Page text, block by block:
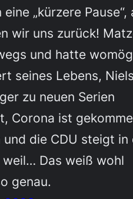
„kürzere Pause“,
wir uns zurück!
und hatte
seines Lebens,
zu neuen Serien
Corona ist
und die CDU steigt in
Das weiß wohl
genau.